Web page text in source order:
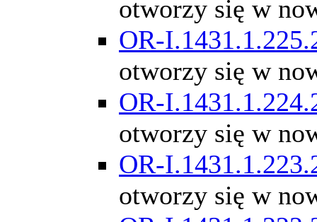
otworzy się w
OR-
otworzy się w
OR-
otworzy się w
OR-
otworzy się w